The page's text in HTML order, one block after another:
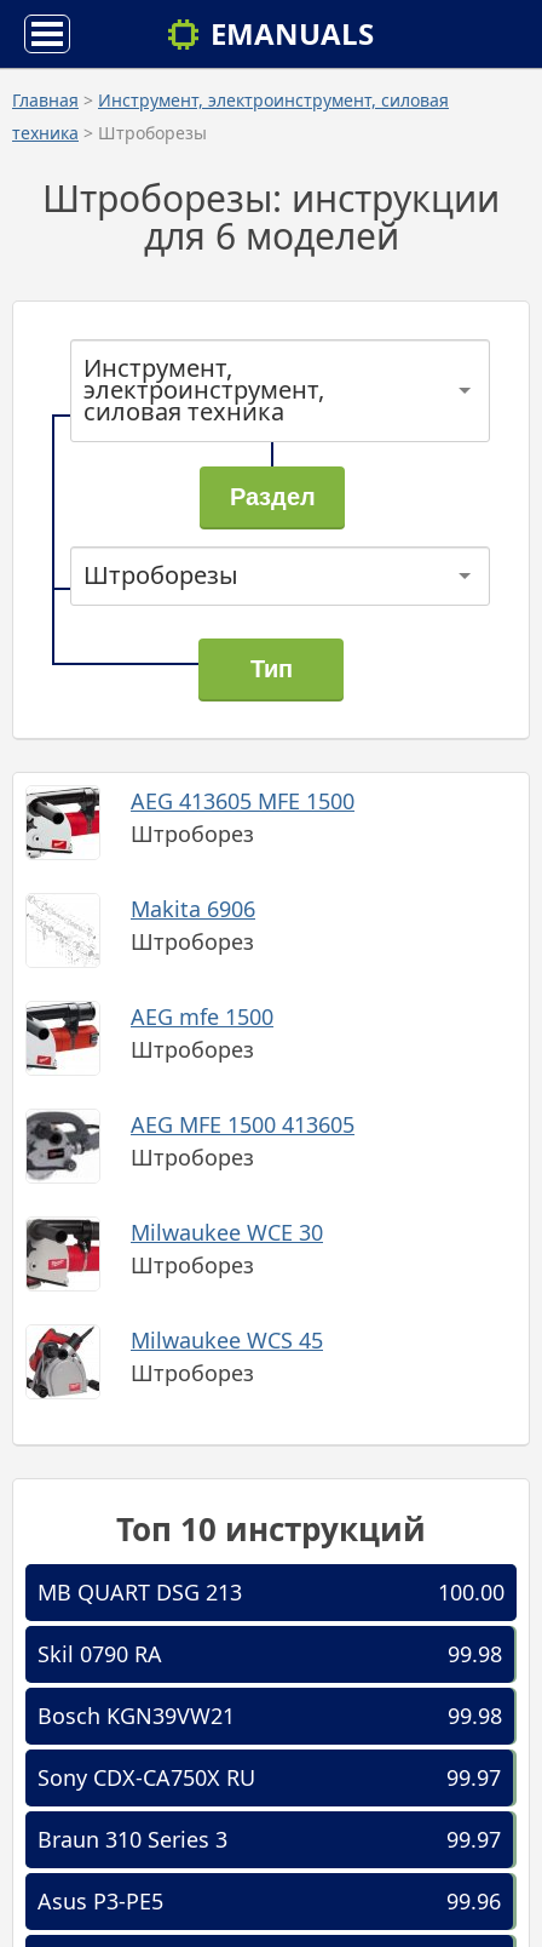
EMANUALS
Главная > Инструмент, электроинструмент, силовая
техника > Штроборезы
Штроборезы: инструкции
для 6 моделей
Инструмент,
электроинструмент,
силовая техника
Штроборезы
AEG 413605 MFE 1500
Штроборез
Makita 6906
Штроборез
AEG mfe 1500
Штроборез
AEG MFE 1500 413605
Штроборез
Milwaukee WCE 30
Штроборез
Milwaukee WCS 45
Штроборез
Топ 10 инструкций
100.00
MB QUART DSG 213
99.98
Skil 0790 RA
99.98
Bosch KGN39VW21
99.97
Sony CDX-CA750X RU
99.97
Braun 310 Series 3
99.96
Asus P3-PE5